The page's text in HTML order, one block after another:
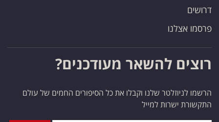
דרושים
פרסמו אצלנו
רוצים להשאר מעודכנים?
הרשמו לניוזלטר שלנו וקבלו את כל הסיפורים החמים של עולם
התקשורת ישרות למייל